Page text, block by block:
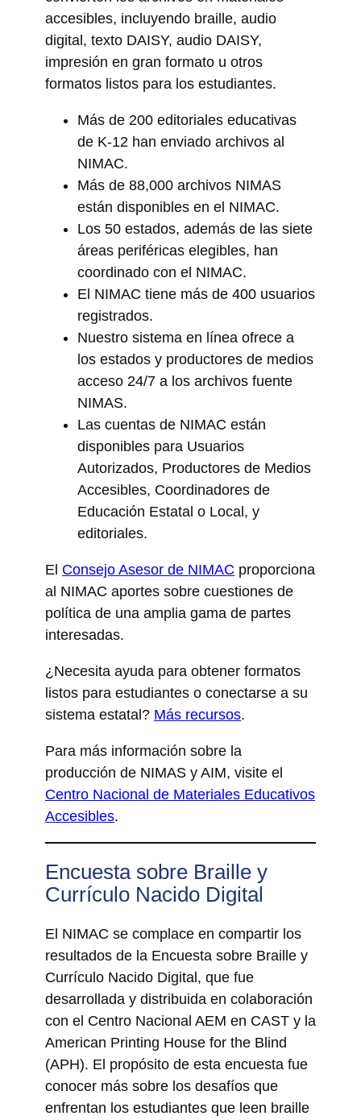
accesibles, incluyendo braille, audio
digital, texto DAISY, audio DAISY,
impresión en gran formato u otros
formatos listos para los estudiantes.
Más de 200 editoriales educativas
de K-12 han enviado archivos al
NIMAC.
Más de 88,000 archivos NIMAS
están disponibles en el NIMAC.
Los 50 estados, además de las siete
áreas periféricas elegibles, han
coordinado con el NIMAC.
El NIMAC tiene más de 400 usuarios
registrados.
Nuestro sistema en línea ofrece a
los estados y productores de medios
acceso 24/7 a los archivos fuente
NIMAS.
Las cuentas de NIMAC están
disponibles para Usuarios
Autorizados, Productores de Medios
Accesibles, Coordinadores de
Educación Estatal o Local, y
editoriales.
El Consejo Asesor de NIMAC proporciona
al NIMAC aportes sobre cuestiones de
política de una amplia gama de partes
interesadas.
¿Necesita ayuda para obtener formatos
listos para estudiantes o conectarse a su
sistema estatal? Más recursos.
Para más información sobre la
producción de NIMAS y AIM, visite el
Centro Nacional de Materiales Educativos
Accesibles.
Encuesta sobre Braille y
Currículo Nacido Digital
El NIMAC se complace en compartir los
resultados de la Encuesta sobre Braille y
Currículo Nacido Digital, que fue
desarrollada y distribuida en colaboración
con el Centro Nacional AEM en CAST y la
American Printing House for the Blind
(APH). El propósito de esta encuesta fue
conocer más sobre los desafíos que
enfrentan los estudiantes que leen braille